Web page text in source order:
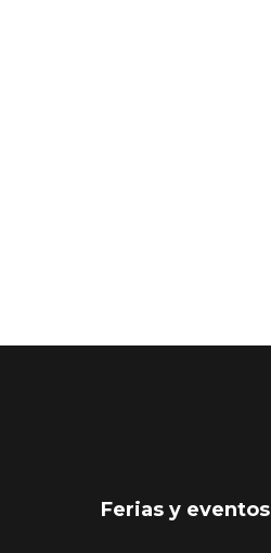
Ferias y eventos